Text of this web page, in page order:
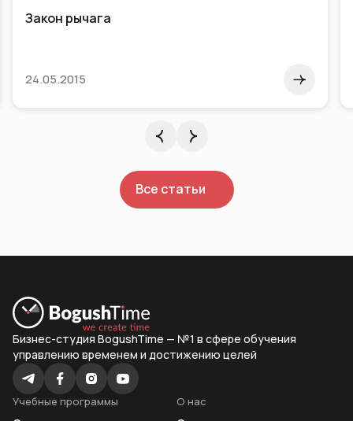
Закон рычага
24.05.2015
Все статьи
Бизнес-студия BogushTime — №1 в сфере обучения
управлению временем и достижению целей
Учебные программы О нас